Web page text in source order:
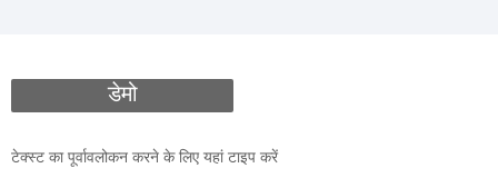
डेमो
टेक्स्ट का पूर्वावलोकन करने के लिए यहां टाइप करें